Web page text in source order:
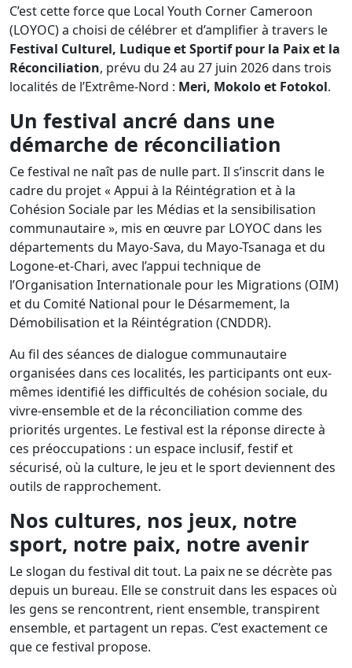
:
LOYOC
invite
les
communautés
l’Extrême-
Nord
célébrer
ensemble
C’est cette force que Local Youth Corner Cameroon
(LOYOC) a choisi de célébrer et d’amplifier à travers le
Festival Culturel, Ludique et Sportif pour la Paix et la
Réconciliation, prévu du 24 au 27 juin 2026 dans trois
localités de l’Extrême-Nord : Meri, Mokolo et Fotokol.
Un festival ancré dans une
démarche de réconciliation
Ce festival ne naît pas de nulle part. Il s’inscrit dans le
cadre du projet « Appui à la Réintégration et à la
Cohésion Sociale par les Médias et la sensibilisation
communautaire », mis en œuvre par LOYOC dans les
départements du Mayo-Sava, du Mayo-Tsanaga et du
Logone-et-Chari, avec l’appui technique de
l’Organisation Internationale pour les Migrations (OIM)
et du Comité National pour le Désarmement, la
Démobilisation et la Réintégration (CNDDR).
Au fil des séances de dialogue communautaire
organisées dans ces localités, les participants ont eux-
mêmes identifié les difficultés de cohésion sociale, du
vivre-ensemble et de la réconciliation comme des
priorités urgentes. Le festival est la réponse directe à
ces préoccupations : un espace inclusif, festif et
sécurisé, où la culture, le jeu et le sport deviennent des
outils de rapprochement.
Nos cultures, nos jeux, notre
sport, notre paix, notre avenir
Le slogan du festival dit tout. La paix ne se décrète pas
depuis un bureau. Elle se construit dans les espaces où
les gens se rencontrent, rient ensemble, transpirent
ensemble, et partagent un repas. C’est exactement ce
que ce festival propose.